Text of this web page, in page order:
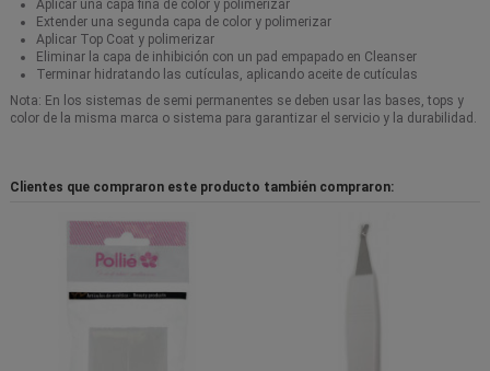
Aplicar una capa fina de color y polimerizar
Extender una segunda capa de color y polimerizar
Aplicar Top Coat y polimerizar
Eliminar la capa de inhibición con un pad empapado en Cleanser
Terminar hidratando las cutículas, aplicando aceite de cutículas
Nota: En los sistemas de semi permanentes se deben usar las bases, tops y
color de la misma marca o sistema para garantizar el servicio y la durabilidad.
Clientes que compraron este producto también compraron: